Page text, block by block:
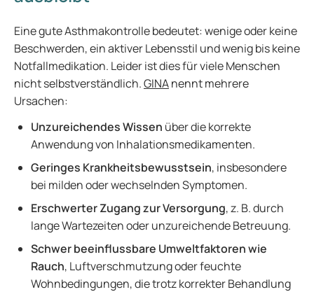
Eine gute Asthmakontrolle bedeutet: wenige oder keine
Beschwerden, ein aktiver Lebensstil und wenig bis keine
Notfallmedikation. Leider ist dies für viele Menschen
nicht selbstverständlich.GINAnennt mehrere
Ursachen:
Unzureichendes Wissen über die korrekte
Anwendung von Inhalationsmedikamenten.
Geringes Krankheitsbewusstsein, insbesondere
bei milden oder wechselnden Symptomen.
Erschwerter Zugang zur Versorgung, z. B. durch
lange Wartezeiten oder unzureichende Betreuung.
Schwer beeinflussbare Umweltfaktoren wie
Rauch, Luftverschmutzung oder feuchte
Wohnbedingungen, die trotz korrekter Behandlung